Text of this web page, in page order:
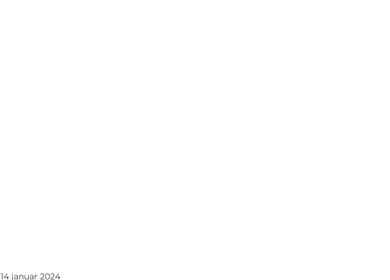
14 januar 2024